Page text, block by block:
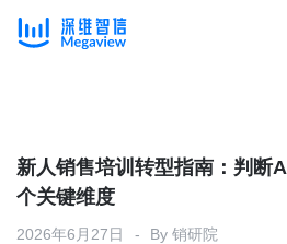
产品总览
产品集成
解决方案
按行业
客户案例
新人销售培训转型指南：判断
个关键维度
2026年6月27日 By 销研院